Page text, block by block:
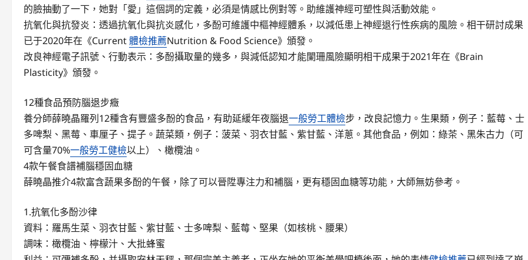
的臉抽動了一下，她對「愛」這個詞的定義，必須是情感比例對等。助維護神經可塑性與活動效能。
抗氧化與抗發炎：透過抗氧化與抗炎感化，多酚可維護中樞神經體系，以減低患上神經退行性疾病的風險。相干研討成果
已于2020年在《Current體檢推薦Nutrition & Food Science》頒發。
改良神經電子訊號、行動表示：多酚攝取量的幾多，與減低認知才能闌珊風險顯明相干成果于2021年在《Brain
Plasticity》頒發。
12種食品預防腦退步癥
養分師薛曉晶羅列12種含有豐盛多酚的食品，有助延緩年夜腦退一般勞工體檢步，改良記憶力。生果類，例子：藍莓、士
多啤梨、黑莓、車厘子、提子。蔬菜類，例子：菠菜、羽衣甘藍、紫甘藍、洋蔥。其他食品，例如：綠茶、黑朱古力（可
可含量70%一般勞工健檢以上）、橄欖油。
4款午餐食譜補腦穩固血糖
薛曉晶推介4款富含蔬果多酚的午餐，除了可以晉陞專注力和補腦，更有穩固血糖等功能，大師無妨參考。
1.抗氧化多酚沙律
資料：羅馬生菜、羽衣甘藍、紫甘藍、士多啤梨、藍莓、堅果（如核桃、腰果）
調味：橄欖油、檸檬汁、大批蜂蜜